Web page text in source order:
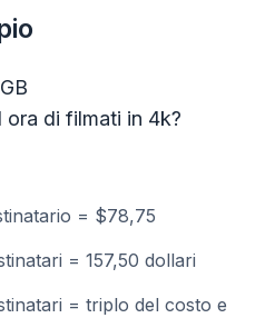
ora di filmati in 4k?
= $78,75
= 157,50 dollari
= triplo del costo e